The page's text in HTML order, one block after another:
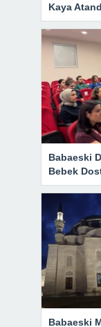
Kaya
Babaeski
Bebek
Babaeski